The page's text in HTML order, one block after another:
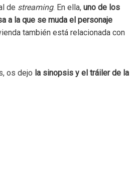
de streaming. En ella, uno de los
a la que se muda el personaje
también está relacionada con
os dejo la sinopsis y el tráiler de la